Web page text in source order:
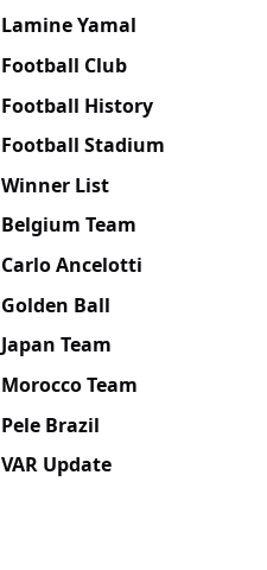
Lamine Yamal
Football Club
Football History
Football Stadium
Winner List
Belgium Team
Carlo Ancelotti
Golden Ball
Japan Team
Morocco Team
Pele Brazil
VAR Update